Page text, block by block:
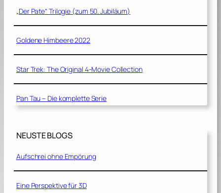
„Der Pate“ Trilogie (zum 50. Jubiläum)
Goldene Himbeere 2022
Star Trek: The Original 4-Movie Collection
Pan Tau – Die komplette Serie
NEUSTE BLOGS
Aufschrei ohne Empörung
Eine Perspektive für 3D